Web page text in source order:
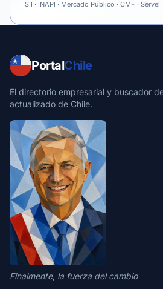
SII · INAPI · Mercado Público · CMF · Servel
PortalChile
El directorio empresarial y buscador
actualizado de Chile.
Finalmente, la fuerza del cambio